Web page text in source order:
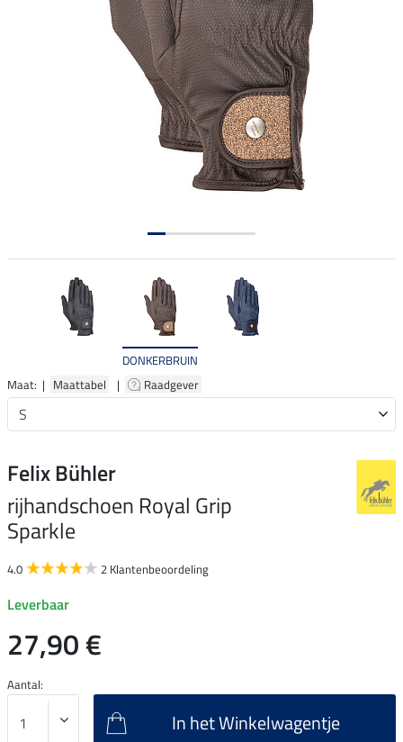
DONKERBRUIN
Maat: | Maattabel | Raadgever
Felix Bühler
rijhandschoen Royal Grip
Sparkle
4.0 2 Klantenbeoordeling
Leverbaar
27,90 €
Aantal:
In het Winkelwagentje